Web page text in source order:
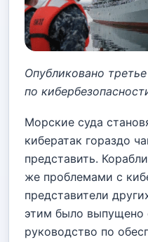
Опубликовано
по
Морские суда
кибератак гораздо
представить.
же проблемами с
представители
этим было выпущено
руководство по